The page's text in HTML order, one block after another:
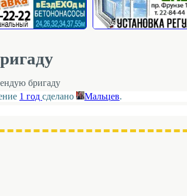
бригаду
1 год сделано Мальцев.